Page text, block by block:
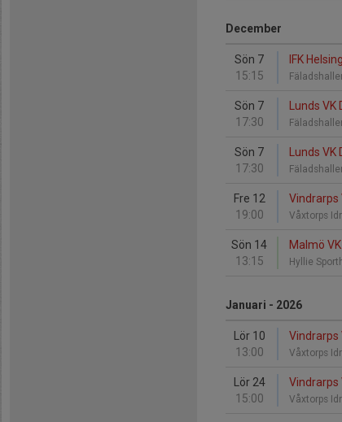
December
Sön 7
15:15
IFK
Sön 7
17:30
Lunds
Sön 7
17:30
Lunds
Fre 12
19:00
Vindrarps
Våxtorps
Sön 14
13:15
Malmö
Hyllie
Januari - 2026
Lör 10
13:00
Vindrarps
Våxtorps
Lör 24
15:00
Vindrarps
Våxtorps